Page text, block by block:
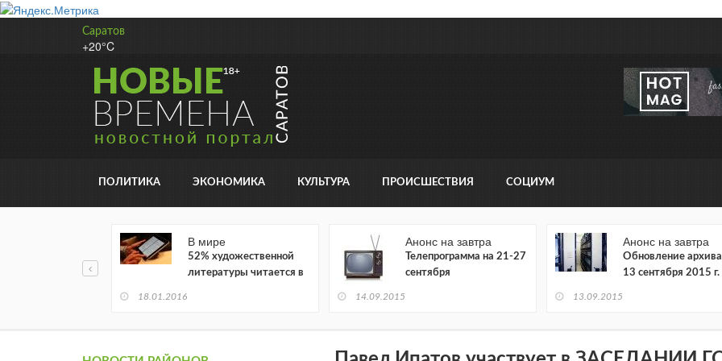
Саратов
+20°C
ПОЛИТИКА ЭКОНОМИКА КУЛЬТУРА ПРОИСШЕСТВИЯ СОЦИУМ
В мире
52% художественной
литературы читается в
18.01.2016
Анонс на завтра
Телепрограмма на 21-27
сентября
14.09.2015
Анонс на завтра
Обновление архива
13 сентября 2015 г.
13.09.2015